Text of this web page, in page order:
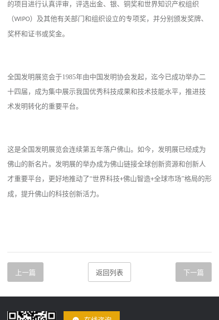
的项目进行认真评审，评选出金、银、铜奖和世界知识产权组织
（WIPO）及其他有关部门和组织设立的专项奖，并分别颁发奖牌、
奖杯和证书或奖金。
全国发明展览会于1985年由中国发明协会发起，迄今已成功举办二
十四届，成为集中展示我国优秀科技成果和技术技能水平，推进技
术发明转化的重要平台。
这是全国发明展览会连续第五年落户佛山。如今，发明展已经成为
佛山的新名片。发明展的举办成为佛山链接全球创新资源和创新人
才重要平台，更好地推动了“世界科技+佛山智造+全球市场”格局的形
成，提升佛山的科技创新活力。
上一篇 返回列表 下一篇